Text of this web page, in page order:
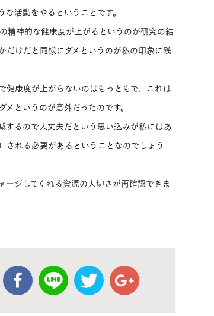
活動をやるということです。
精神的な健康度が上がるというのが研究の結
だけだと同様にダメというのが私の印象に残
健康度が上がらないのはもっともで、これは
というのが意外だったのです。
するので大丈夫だという思い込みが私にはあ
される必要があるということなのでしょう
ジしてくれる資源の大切さが再確認できま